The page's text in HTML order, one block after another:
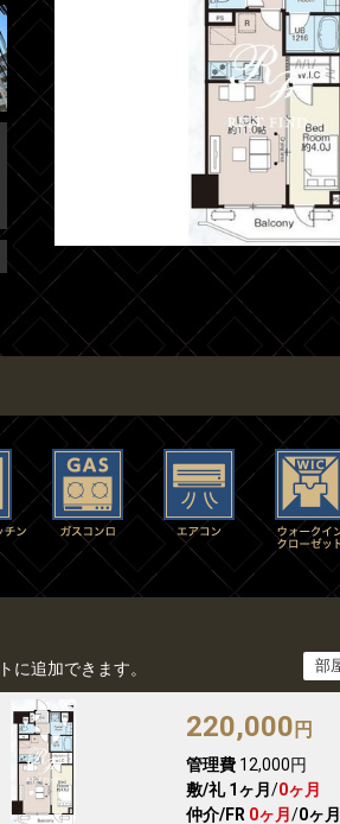
に追加できます。
220,000 円
管理費12,000円
敷/礼 1ヶ月/0ヶ月
仲介/FR 0ヶ月/0ヶ月